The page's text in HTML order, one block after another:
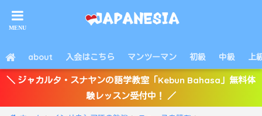
about 入会はこちら マンツーマン 初級 中級 上
＼ ジャカルタ・スナヤンの語学教室「Kebun Bahasa」無料体
験レッスン受付中！ ／